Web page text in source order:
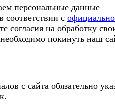
персональные данные
соответствии с
согласия на обработку
покинуть наш
с сайта обязательно